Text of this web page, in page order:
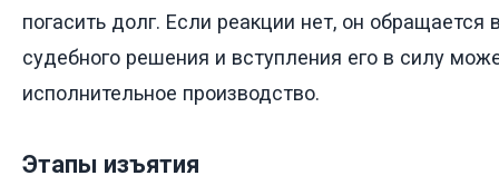
погасить долг. Если реакции нет, он обращается
судебного решения и вступления его в силу
исполнительное производство.
Этапы изъятия